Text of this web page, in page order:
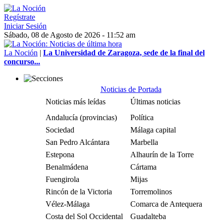
Regístrate
Iniciar Sesión
Sábado, 08 de Agosto de 2026 - 11:52 am
La Noción | La Universidad de Zaragoza, sede de la final del
concurso...
Noticias de Portada
Noticias más leídas
Últimas noticias
Andalucía (provincias)
Política
Sociedad
Málaga capital
San Pedro Alcántara
Marbella
Estepona
Alhaurín de la Torre
Benalmádena
Cártama
Fuengirola
Mijas
Rincón de la Victoria
Torremolinos
Vélez-Málaga
Comarca de Antequera
Costa del Sol Occidental
Guadalteba